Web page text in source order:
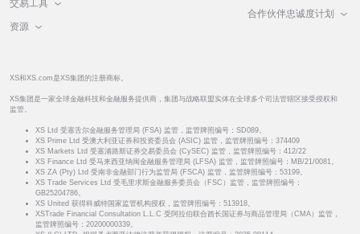
交易工具
资源
合作伙伴忠诚度计划
XS和XS.com是XS集团的注册商标。
XS集团是一家全球金融科技和金融服务提供商，集团与战略联盟实体在全球多个司法管辖区接受授权和
监管。
XS Ltd 受塞舌尔金融服务管理局 (FSA) 监管，监管牌照编号：SD089。
XS Prime Ltd 受澳大利亚证券和投资委员会 (ASIC) 监管，监管牌照编号：374409
XS Markets Ltd 受塞浦路斯证券交易委员会 (CySEC) 监管，监管牌照编号：412/22
XS Finance Ltd 受马来西亚纳闽金融服务管理局 (LFSA) 监管，监管牌照编号：MB/21/0081。
XS ZA (Pty) Ltd 受南非金融部门行为监管局 (FSCA) 监管，监管牌照编号：53199。
XS Trade Services Ltd 受毛里求斯金融服务委员会（FSC）监管，监管牌照编号：
GB25204786。
XS United 获得科威特国家监管机构授权，监管牌照编号：513918。
XSTrade Financial Consultation L.L.C 受阿拉伯联合酋长国证券与商品管理局（CMA）监管，
监管牌照编号：20200000339。